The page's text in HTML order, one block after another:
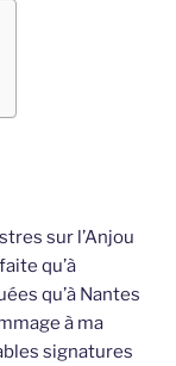
sur l’Anjou
qu’à
qu’à Nantes
à ma
signatures